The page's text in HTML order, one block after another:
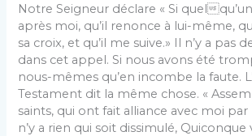
Notre Seigneur déclare « Si quel
après moi, qu’il renonce à lui-même,
sa croix, et qu’il me suive.» Il n’y a pas
dans cet appel. Si nous avons été
nous-mêmes qu’en incombe la faute.
Testament dit la même chose. «
saints, qui ont fait alliance avec moi par
n’y a rien qui soit dissimulé, Quiconque